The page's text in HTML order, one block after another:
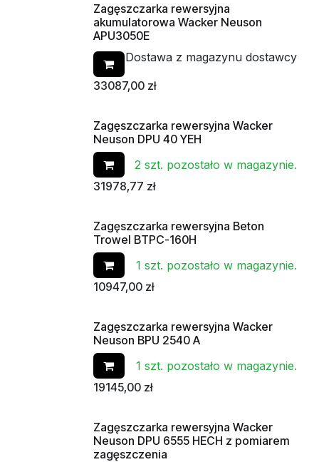
Zagęszczarka rewersyjna
akumulatorowa Wacker Neuson
APU3050E
Dostawa z magazynu dostawcy
33087,00 zł
Zagęszczarka rewersyjna Wacker
Neuson DPU 40 YEH
2 szt. pozostało w magazynie.
31978,77 zł
Zagęszczarka rewersyjna Beton
Trowel BTPC-160H
1 szt. pozostało w magazynie.
10947,00 zł
Zagęszczarka rewersyjna Wacker
Neuson BPU 2540 A
1 szt. pozostało w magazynie.
19145,00 zł
Zagęszczarka rewersyjna Wacker
Neuson DPU 6555 HECH z pomiarem
zagęszczenia